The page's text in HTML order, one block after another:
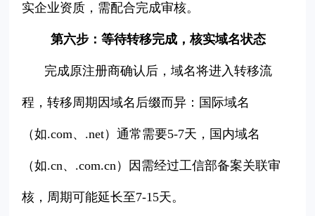
实企业资质，需配合完成审核。
第六步：等待转移完成，核实域名状态
完成原注册商确认后，域名将进入转移流
程，转移周期因域名后缀而异：国际域名
（如.com、.net）通常需要5-7天，国内域名
（如.cn、.com.cn）因需经过工信部备案关联审
核，周期可能延长至7-15天。